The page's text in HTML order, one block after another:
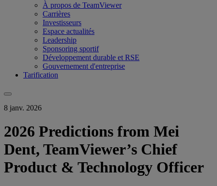
À propos de TeamViewer
Carrières
Investisseurs
Espace actualités
Leadership
Sponsoring sportif
Développement durable et RSE
Gouvernement d'entreprise
Tarification
8 janv. 2026
2026 Predictions from Mei
Dent, TeamViewer’s Chief
Product & Technology Officer